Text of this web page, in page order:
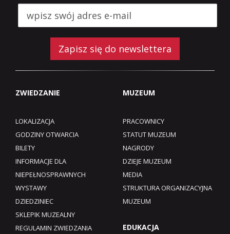
Zapisz się do newslettera
ZWIEDZANIE
LOKALIZACJA
GODZINY OTWARCIA
BILETY
INFORMACJE DLA
NIEPEŁNOSPRAWNYCH
WYSTAWY
DZIEDZINIEC
SKLEPIK MUZEALNY
REGULAMIN ZWIEDZANIA
MUZEUM
PRACOWNICY
STATUT MUZEUM
NAGRODY
DZIEJE MUZEUM
MEDIA
STRUKTURA ORGANIZACYJNA
MUZEUM
EDUKACJA